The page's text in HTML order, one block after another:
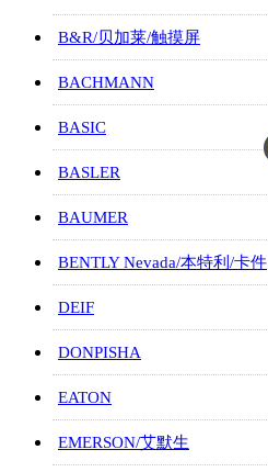
B&R/贝加莱/触摸屏
BACHMANN
BASIC
BASLER
BAUMER
BENTLY Nevada/本特利/卡件
DEIF
DONPISHA
EATON
EMERSON/艾默生